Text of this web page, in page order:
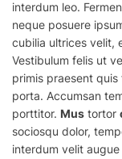
interdum leo.
neque posuere
cubilia ultrices velit,
Vestibulum felis ut
primis praesent
porta. Accumsan
porttitor. Mus tortor
sociosqu dolor,
interdum velit